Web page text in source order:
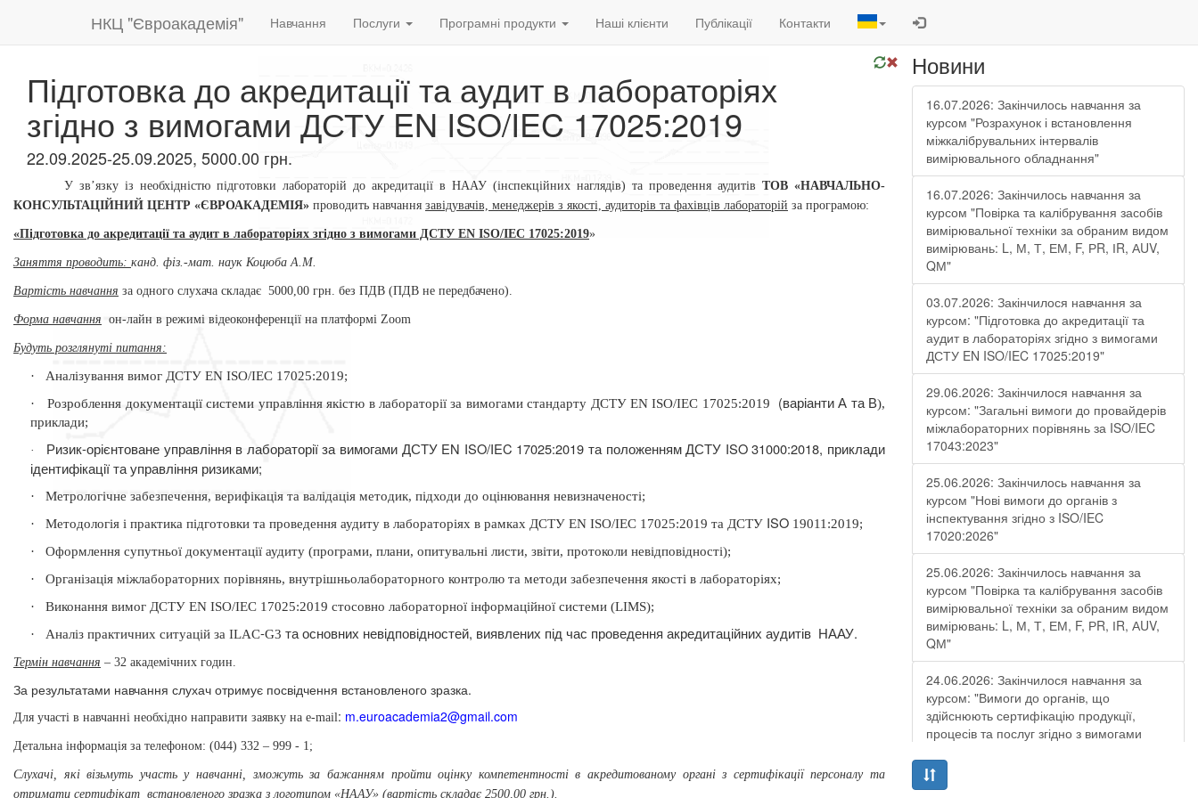
НКЦ "Євроакадемія" Навчання Послуги Програмні продукти Наші клієнти Публікації Контакти
Підготовка до акредитації та аудит в лабораторіях
згідно з вимогами ДСТУ EN ISO/IEC 17025:2019
22.09.2025-25.09.2025, 5000.00 грн.
У зв’язку із необхідністю підготовки лабораторій до акредитації в НААУ (інспекційних наглядів) та проведення аудитів ТОВ «НАВЧАЛЬНО-
КОНСУЛЬТАЦІЙНИЙ ЦЕНТР «ЄВРОАКАДЕМІЯ» проводить навчання завідувачів, менеджерів з якості, аудиторів та фахівців лабораторій за програмою:
«Підготовка до акредитації та аудит в лабораторіях згідно з вимогами ДСТУ EN ISO/IEC 17025:2019»
Заняття проводить: канд. фіз.-мат. наук Коцюба А.М.
Вартість навчання за одного слухача складає 5000,00 грн. без ПДВ (ПДВ не передбачено).
Форма навчання он-лайн в режимі відеоконференції на платформі Zoom
Будуть розглянуті питання:
·
Аналізування вимог ДСТУ EN ISO/IEC 17025:2019;
·
Розроблення документації системи управління якістю в лабораторії за вимогами стандарту ДСТУ EN ISO/IEC 17025:2019 (варіанти А та В),
приклади;
·
Ризик-орієнтоване управління в лабораторії за вимогами ДСТУ EN ISO/IEC 17025:2019 та положенням ДСТУ ISO 31000:2018, приклади
ідентифікації та управління ризиками;
·
Метрологічне забезпечення, верифікація та валідація методик, підходи до оцінювання невизначеності;
·
Методологія і практика підготовки та проведення аудиту в лабораторіях в рамках ДСТУ EN ISO/IEC 17025:2019 та ДСТУ ISO19011 :2019;
·
Оформлення супутньої документації аудиту (програми, плани, опитувальні листи, звіти, протоколи невідповідності);
·
Організація міжлабораторних порівнянь, внутрішньолабораторного контролю та методи забезпечення якості в лабораторіях;
·
Виконання вимог ДСТУ EN ISO/IEC 17025:2019 стосовно лабораторної інформаційної системи (LIMS);
·
Аналіз практичних ситуацій за ILAC-G3 та основних невідповідностей, виявлених під час проведення акредитаційних аудитів НААУ.
Термін навчання – 32 академічних годин.
За результатами навчання слухач отримує посвідчення встановленого зразка.
Для участі в навчанні необхідно направити заявку на e-mail: m.euroacademia2@gmail.com
Детальна інформація за телефоном: (044) 332 – 999 - 1;
Слухачі, які візьмуть участь у навчанні, зможуть за бажанням пройти оцінку компетентності в акредитованому органі з сертифікації персоналу та
отримати сертифікат встановленого зразка з логотипом «НААУ» (вартість складає 2500,00 грн.).
Новини
16.07.2026: Закінчилось навчання за
курсом "Розрахунок і встановлення
міжкалібрувальних інтервалів
вимірювального обладнання"
16.07.2026: Закінчилось навчання за
курсом "Повірка та калібрування засобів
вимірювальної техніки за обраним видом
вимірювань: L, М, Т, ЕМ, F, РR, ІR, АUV,
QМ"
03.07.2026: Закінчилося навчання за
курсом: "Підготовка до акредитації та
аудит в лабораторіях згідно з вимогами
ДСТУ EN ISO/IEC 17025:2019"
29.06.2026: Закінчилося навчання за
курсом: "Загальні вимоги до провайдерів
міжлабораторних порівнянь за ISO/IEC
17043:2023"
25.06.2026: Закінчилось навчання за
курсом "Нові вимоги до органів з
інспектування згідно з ISO/IEC
17020:2026"
25.06.2026: Закінчилось навчання за
курсом "Повірка та калібрування засобів
вимірювальної техніки за обраним видом
вимірювань: L, М, Т, ЕМ, F, РR, ІR, АUV,
QМ"
24.06.2026: Закінчилося навчання за
курсом: "Вимоги до органів, що
здійснюють сертифікацію продукції,
процесів та послуг згідно з вимогами
19.06.2026: Закінчилося навчання за